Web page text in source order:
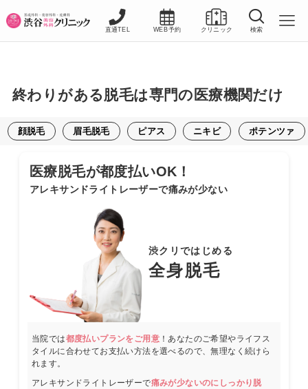
直通TEL WEB予約 クリニック 検索
終わりがある脱毛は専門の医療機関だけ
顔脱毛 眉毛脱毛 ピアス ニキビ ポテンツァ
医療脱毛が都度払いOK！
アレキサンドライトレーザーで痛みが少ない
渋クリではじめる
全身脱毛
当院では都度払いプランをご用意！あなたのご希望やライフス
タイルに合わせてお支払い方法を選べるので、無理なく続けら
れます。
アレキサンドライトレーザーで痛みが少ないのにしっかり脱